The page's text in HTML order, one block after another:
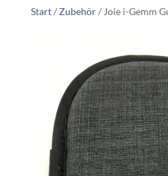
Start/Zubehör/ Joie i-Gemm